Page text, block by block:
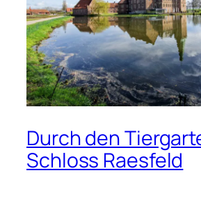
Durch den
Schloss Raesfeld